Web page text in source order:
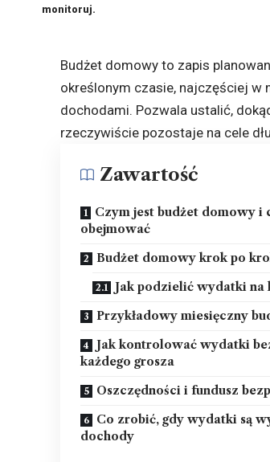
monitoruj.
Budżet domowy to zapis
określonym czasie, najczęściej w
dochodami. Pozwala ustalić,
rzeczywiście pozostaje na cele
Zawartość
Czym jest budżet domowy i
obejmować
Budżet domowy krok po
Jak podzielić wydatki na
Przykładowy miesięczny
Jak kontrolować wydatki
każdego grosza
Oszczędności i fundusz
Co zrobić, gdy wydatki są
dochody